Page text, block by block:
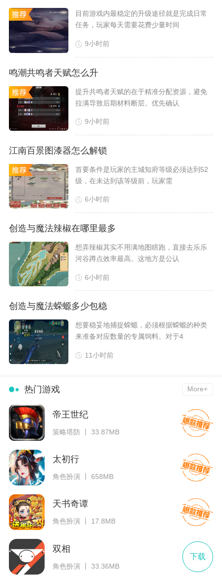
​目前游戏内最稳定的升级途径就是完成日常
任务，玩家每天需要花费少量时间
9小时前
鸣潮共鸣者天赋怎么升
​提升共鸣者天赋的在于精准分配资源，避免
拉满导致后期材料断层。优先确认
9小时前
江南百景图漆器怎么解锁
​首要条件是玩家的主城知府等级必须达到52
级，在未达到该等级前，玩家需
6小时前
创造与魔法辣椒在哪里最多
​想弄辣椒其实不用满地图瞎跑，直接去乐乐
河谷蹲点效率最高。这地方是公认
6小时前
创造与魔法蝾螈多少包稳
想要稳妥地捕捉蝾螈，必须根据蝾螈的种类
来准备对应数量的专属饲料。对于4
11小时前
热门游戏 More+
帝王世纪
策略塔防 丨 33.87MB
太初行
角色扮演 丨 658MB
天书奇谭
角色扮演 丨 17.8MB
双相
角色扮演 丨 33.36MB
下载